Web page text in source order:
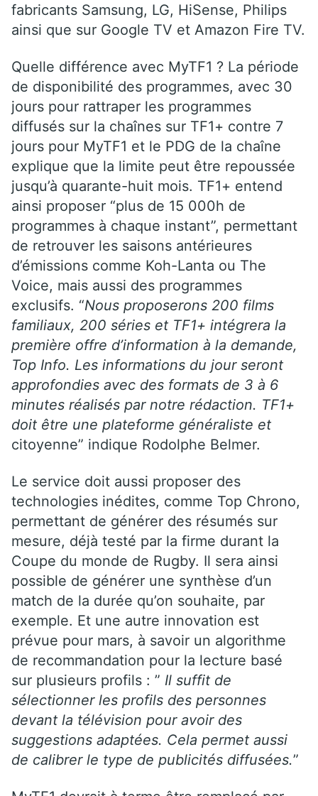
fabricants Samsung, LG, HiSense, Philips
ainsi que sur Google TV et Amazon Fire TV.
Quelle différence avec MyTF1 ? La période
de disponibilité des programmes, avec 30
jours pour rattraper les programmes
diffusés sur la chaînes sur TF1+ contre 7
jours pour MyTF1 et le PDG de la chaîne
explique que la limite peut être repoussée
jusqu’à quarante-huit mois. TF1+ entend
ainsi proposer “plus de 15 000h de
programmes à chaque instant”, permettant
de retrouver les saisons antérieures
d’émissions comme Koh-Lanta ou The
Voice, mais aussi des programmes
exclusifs. “Nous proposerons 200 films
familiaux, 200 séries et TF1+ intégrera la
première offre d’information à la demande,
Top Info. Les informations du jour seront
approfondies avec des formats de 3 à 6
minutes réalisés par notre rédaction. TF1+
doit être une plateforme généraliste et
citoyenne” indique Rodolphe Belmer.
Le service doit aussi proposer des
technologies inédites, comme Top Chrono,
permettant de générer des résumés sur
mesure, déjà testé par la firme durant la
Coupe du monde de Rugby. Il sera ainsi
possible de générer une synthèse d’un
match de la durée qu’on souhaite, par
exemple. Et une autre innovation est
prévue pour mars, à savoir un algorithme
de recommandation pour la lecture basé
sur plusieurs profils : ” Il suffit de
sélectionner les profils des personnes
devant la télévision pour avoir des
suggestions adaptées. Cela permet aussi
de calibrer le type de publicités diffusées.”